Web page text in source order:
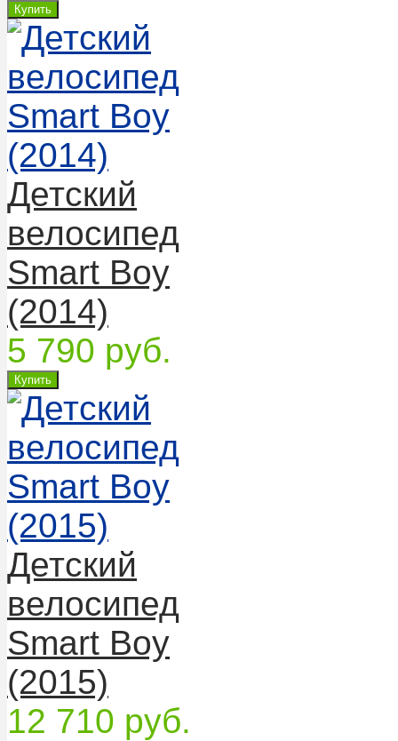
Детский
велосипед
Smart Boy
(2014)
5 790 руб.
Детский
велосипед
Smart Boy
(2015)
12 710 руб.